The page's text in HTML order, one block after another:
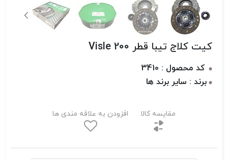
کیت کلاج تیبا قطر 200 Visle
کد محصول : 3410
برند : سایر برند ها
مقایسه کالا افزودن به علاقه مندی ها